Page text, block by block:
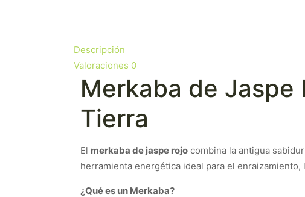
Descripción
Valoraciones 0
Merkaba de Jaspe
Tierra
El merkaba de jaspe rojo combina la antigua
herramienta energética ideal para el
¿Qué es un Merkaba?